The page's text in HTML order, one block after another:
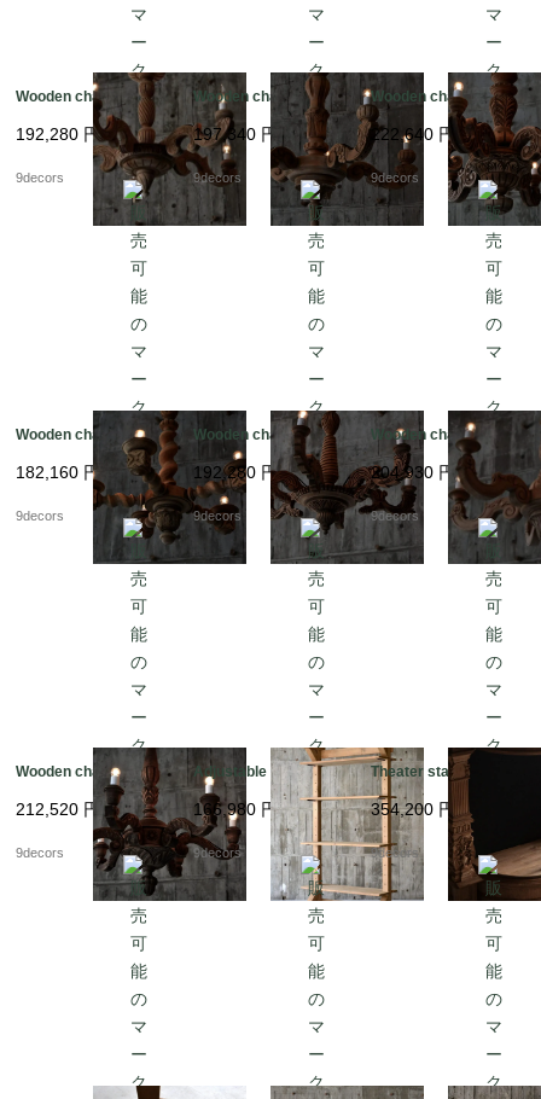
Wooden chandelier
192,280 円
9decors
Wooden chandelier
197,340 円
9decors
Wooden chandelier
222,640 円
9decors
Wooden chandelier
182,160 円
9decors
Wooden chandelier
192,280 円
9decors
Wooden chandelier
204,930 円
9decors
Wooden chandelier
212,520 円
9decors
Adjustable open shelf
166,980 円
9decors
Theater stage model
354,200 円
9decors